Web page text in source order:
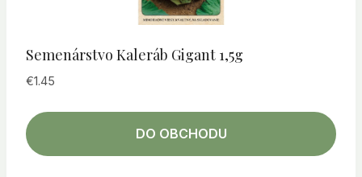
Semenárstvo Kaleráb Gigant 1,5g
€1.45
DO OBCHODU